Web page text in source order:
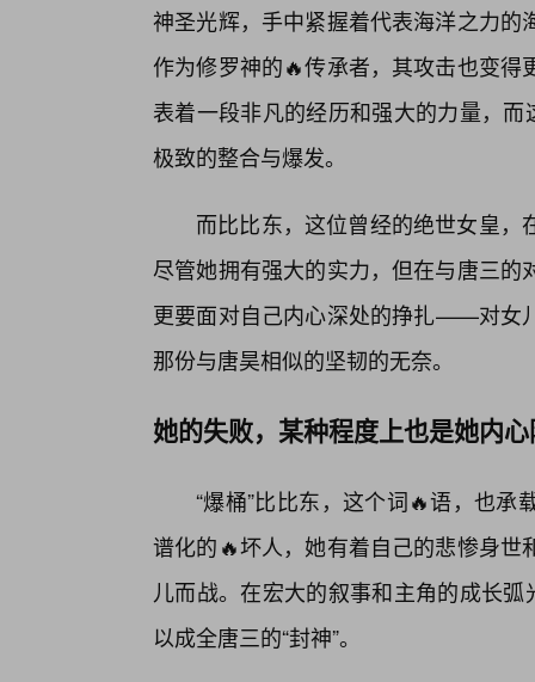
神圣光辉，手中紧握着代表海洋之力
作为修罗神的🔥传承者，其攻击也变
表着一段非凡的经历和强大的力量，
极致的整合与爆发。
而比比东，这位曾经的绝世女皇
尽管她拥有强大的实力，但在与唐三
更要面对自己内心深处的挣扎——对女
那份与唐昊相似的坚韧的无奈。
她的失败，某种程度上也是她内
“爆桶”比比东，这个词🔥语，也
谱化的🔥坏人，她有着自己的悲惨身
儿而战。在宏大的叙事和主角的成长
以成全唐三的“封神”。